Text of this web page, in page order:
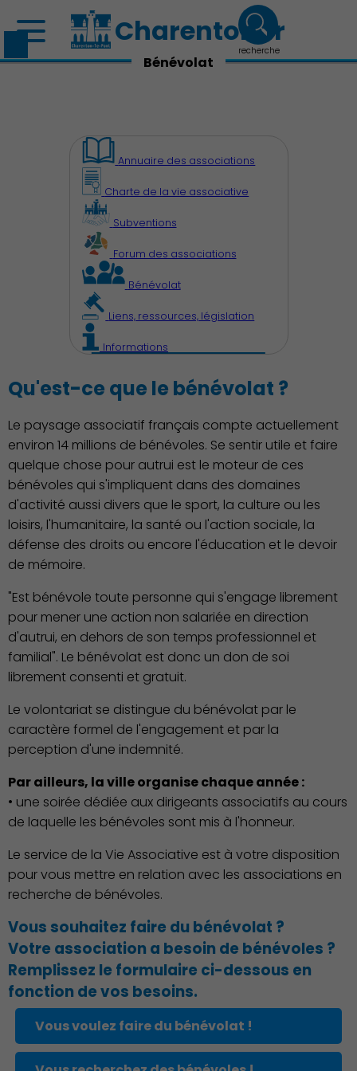
Découvrir Charenton
Démocratie locale
Famille
vie
Culture
Charenton.fr
recherche
Bénévolat
Annuaire des associations
Charte de la vie associative
Subventions
Forum des associations
Bénévolat
Liens, ressources, législation
Informations
Qu'est-ce que le bénévolat ?
Le paysage associatif français compte actuellement
environ 14 millions de bénévoles. Se sentir utile et faire
quelque chose pour autrui est le moteur de ces
bénévoles qui s'impliquent dans des domaines
d'activité aussi divers que le sport, la culture ou les
loisirs, l'humanitaire, la santé ou l'action sociale, la
défense des droits ou encore l'éducation et le devoir
de mémoire.
"Est bénévole toute personne qui s'engage librement
pour mener une action non salariée en direction
d'autrui, en dehors de son temps professionnel et
familial". Le bénévolat est donc un don de soi
librement consenti et gratuit.
Le volontariat se distingue du bénévolat par le
caractère formel de l'engagement et par la
perception d'une indemnité.
Par ailleurs, la ville organise chaque année :
• une soirée dédiée aux dirigeants associatifs au cours
de laquelle les bénévoles sont mis à l'honneur.
Le service de la Vie Associative est à votre disposition
pour vous mettre en relation avec les associations en
recherche de bénévoles.
Vous souhaitez faire du bénévolat ?
Votre association a besoin de bénévoles ?
Remplissez le formulaire ci-dessous en
fonction de vos besoins.
Vous voulez faire du bénévolat !